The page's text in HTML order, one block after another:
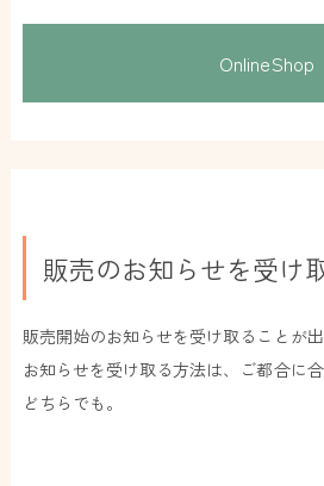
OnlineShop
販売のお知らせを受け
販売開始のお知らせを受け取ることが出
お知らせを受け取る方法は、ご都合に
どちらでも。